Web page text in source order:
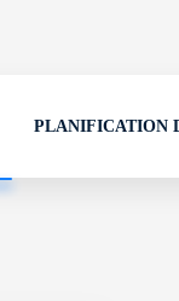
PLANIFICATION